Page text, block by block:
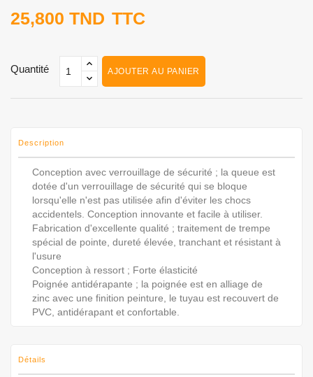
25,800 TND TTC
Quantité AJOUTER AU PANIER
Description
Conception avec verrouillage de sécurité ; la queue est
dotée d'un verrouillage de sécurité qui se bloque
lorsqu'elle n'est pas utilisée afin d'éviter les chocs
accidentels. Conception innovante et facile à utiliser.
Fabrication d'excellente qualité ; traitement de trempe
spécial de pointe, dureté élevée, tranchant et résistant à
l'usure
Conception à ressort ; Forte élasticité
Poignée antidérapante ; la poignée est en alliage de
zinc avec une finition peinture, le tuyau est recouvert de
PVC, antidérapant et confortable.
Détails